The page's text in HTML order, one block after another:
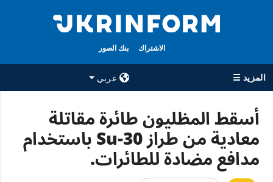
الاشتراك بنك الصور
المزيد ☰
عربي
جميع الأقسام
حرب
سياسة
الوكالة
معلومات عن
الوكالة
أسقط المظليون طائرة مقاتلة
معادية من طراز Su-30 باستخدام
مدافع مضادة للطائرات.